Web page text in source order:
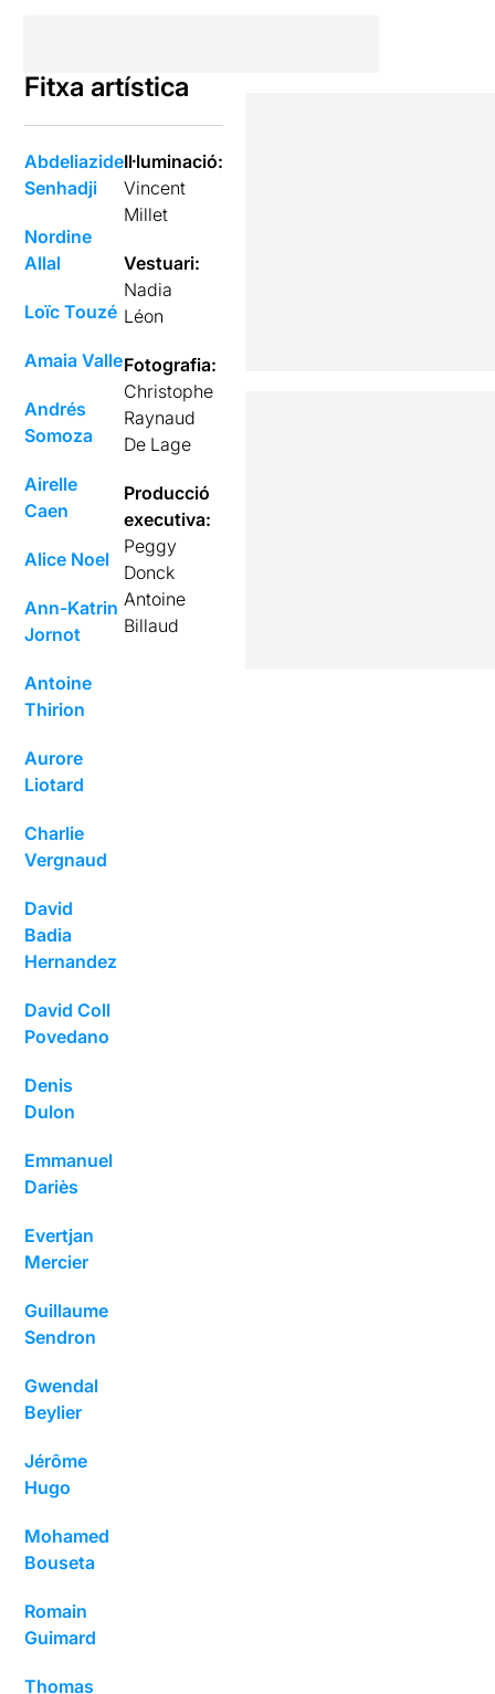
Fitxa artística
Abdeliazide
Senhadji
Nordine
Allal
Loïc Touzé
Amaia Valle
Andrés
Somoza
Airelle
Caen
Alice Noel
Ann-Katrin
Jornot
Antoine
Thirion
Aurore
Liotard
Charlie
Vergnaud
David
Badia
Hernandez
David Coll
Povedano
Denis
Dulon
Emmanuel
Dariès
Evertjan
Mercier
Guillaume
Sendron
Gwendal
Beylier
Jérôme
Hugo
Mohamed
Bouseta
Romain
Guimard
Thomas
Il·luminació:
Vincent
Millet
Vestuari:
Nadia
Léon
Fotografia:
Christophe
Raynaud
De Lage
Producció
executiva:
Peggy
Donck
Antoine
Billaud